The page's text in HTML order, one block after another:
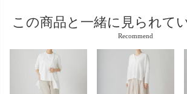
この商品と 一緒に見られて
Recommend